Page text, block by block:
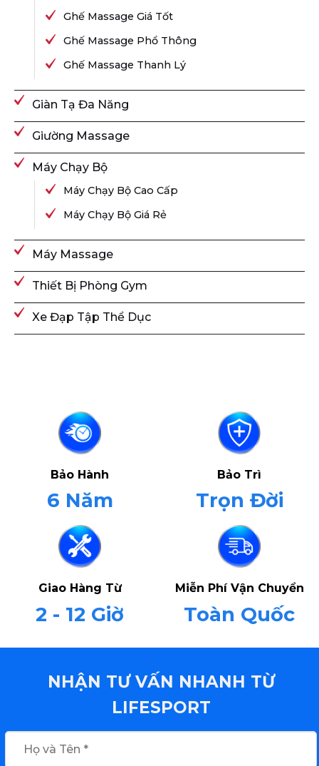
Ghế Massage Giá Tốt
Ghế Massage Phổ Thông
Ghế Massage Thanh Lý
Giàn Tạ Đa Năng
Giường Massage
Máy Chạy Bộ
Máy Chạy Bộ Cao Cấp
Máy Chạy Bộ Giá Rẻ
Máy Massage
Thiết Bị Phòng Gym
Xe Đạp Tập Thể Dục
Bảo Hành
6 Năm
Bảo Trì
Trọn Đời
Giao Hàng Từ
2 - 12 Giờ
Miễn Phí Vận Chuyển
Toàn Quốc
NHẬN TƯ VẤN NHANH TỪ
LIFESPORT